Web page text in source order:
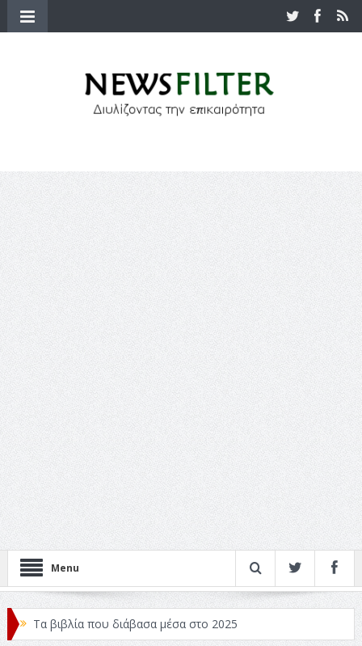
Menu
Τα βιβλία που διάβασα μέσα στο 2025